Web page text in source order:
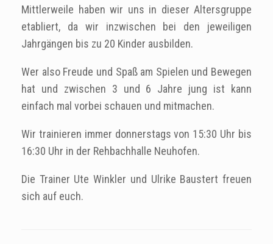
Mittlerweile haben wir uns in dieser Altersgruppe
etabliert, da wir inzwischen bei den jeweiligen
Jahrgängen bis zu 20 Kinder ausbilden.
Wer also Freude und Spaß am Spielen und Bewegen
hat und zwischen 3 und 6 Jahre jung ist kann
einfach mal vorbei schauen und mitmachen.
Wir trainieren immer donnerstags von 15:30 Uhr bis
16:30 Uhr in der Rehbachhalle Neuhofen.
Die Trainer Ute Winkler und Ulrike Baustert freuen
sich auf euch.